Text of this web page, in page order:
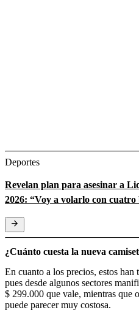
Deportes
Revelan plan para asesinar a
2026: “Voy a volarlo con cuatro
¿Cuánto cuesta la nueva
En cuanto a los precios, estos han
pues desde algunos sectores
$ 299.000 que vale, mientras que
puede parecer muy costosa.